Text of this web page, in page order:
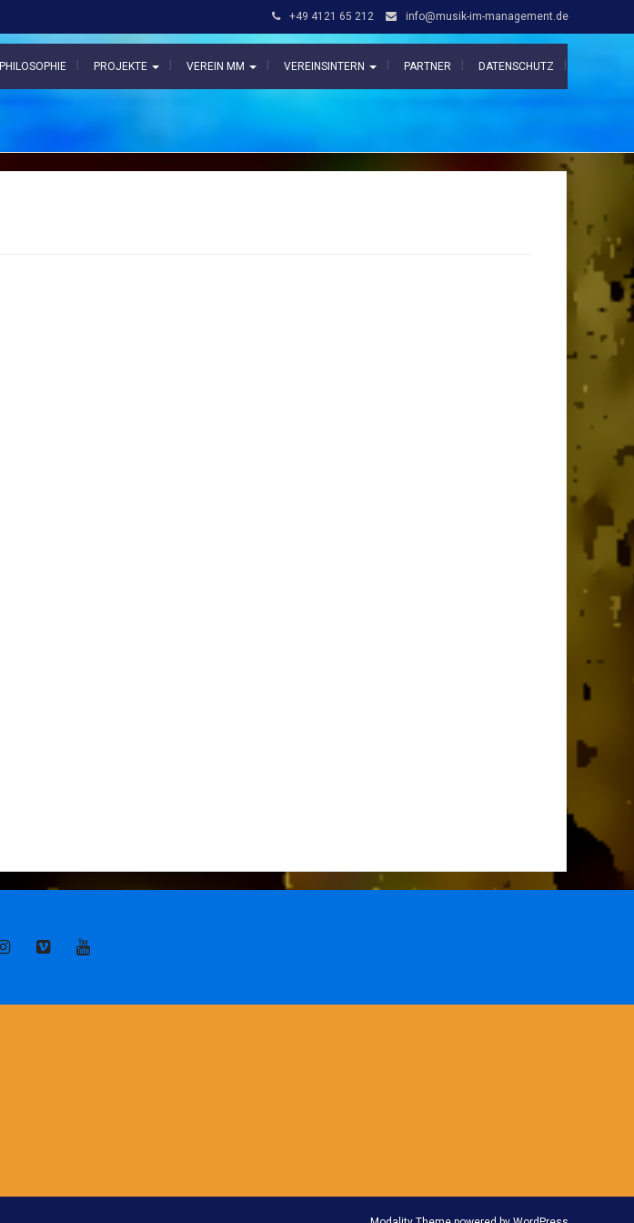
+49 4121 65 212 info@musik-im-management.de
PHILOSOPHIE PROJEKTE VEREIN MM VEREINSINTERN PARTNER DATENSCHUTZ